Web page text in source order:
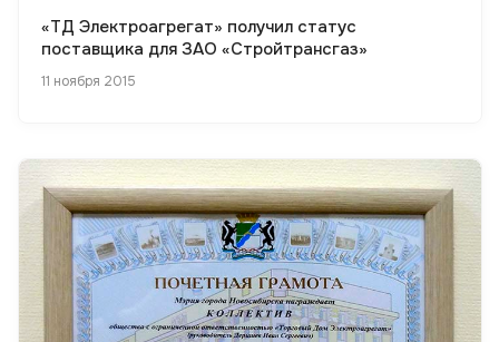
«ТД Электроагрегат» получил статус
поставщика для ЗАО «Стройтрансгаз»
11 ноября 2015